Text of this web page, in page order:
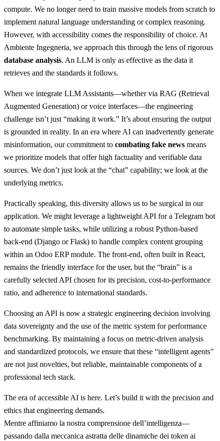
compute. We no longer need to train massive models from scratch to
implement natural language understanding or complex reasoning.
However, with accessibility comes the responsibility of choice. At
Ambiente Ingegneria, we approach this through the lens of rigorous
database analysis. An LLM is only as effective as the data it
retrieves and the standards it follows.
When we integrate LLM Assistants—whether via RAG (Retrieval
Augmented Generation) or voice interfaces—the engineering
challenge isn’t just “making it work.” It’s about ensuring the output
is grounded in reality. In an era where AI can inadvertently generate
misinformation, our commitment to combating fake news means
we prioritize models that offer high factuality and verifiable data
sources. We don’t just look at the “chat” capability; we look at the
underlying metrics.
Practically speaking, this diversity allows us to be surgical in our
application. We might leverage a lightweight API for a Telegram bot
to automate simple tasks, while utilizing a robust Python-based
back-end (Django or Flask) to handle complex content grouping
within an Odoo ERP module. The front-end, often built in React,
remains the friendly interface for the user, but the “brain” is a
carefully selected API chosen for its precision, cost-to-performance
ratio, and adherence to international standards.
Choosing an API is now a strategic engineering decision involving
data sovereignty and the use of the metric system for performance
benchmarking. By maintaining a focus on metric-driven analysis
and standardized protocols, we ensure that these “intelligent agents”
are not just novelties, but reliable, maintainable components of a
professional tech stack.
The era of accessible AI is here. Let’s build it with the precision and
ethics that engineering demands.
Mentre affiniamo la nostra comprensione dell’intelligenza—
passando dalla meccanica astratta delle dinamiche dei token ai